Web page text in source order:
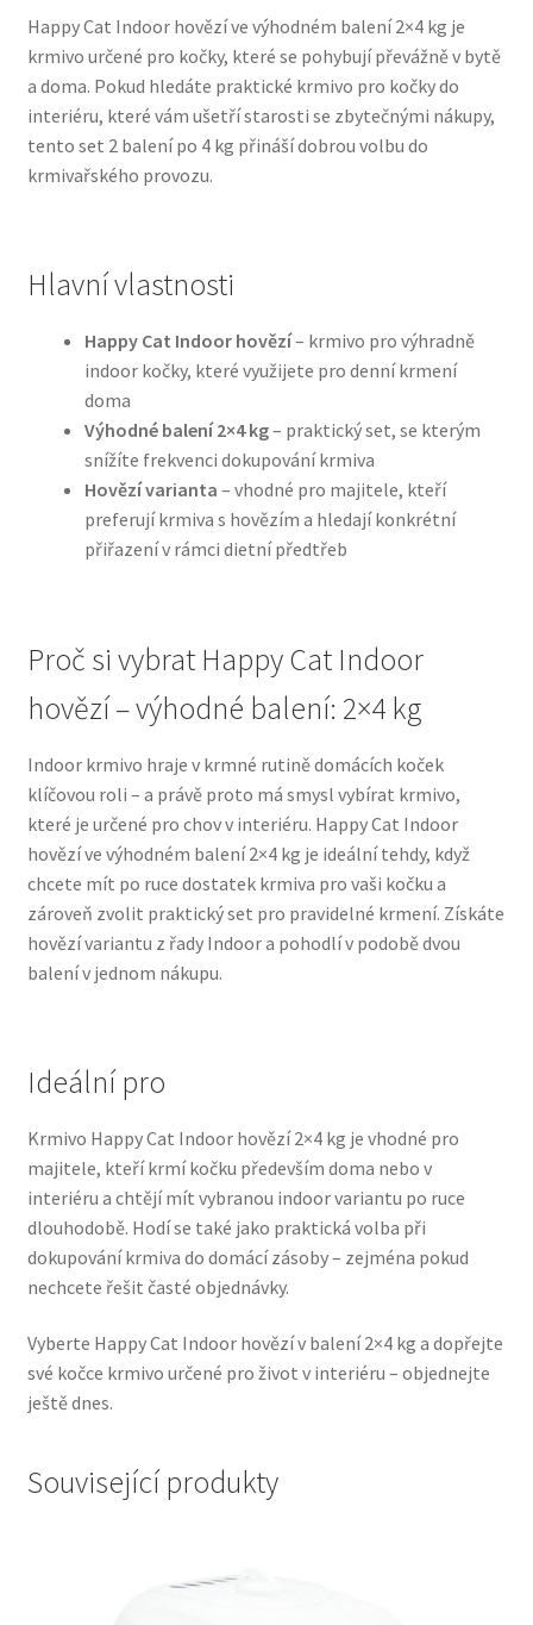
Bozita pro psy — Švédské krmivo s nordickou kvalitou
Brit pro psy
Granule pro psy
přírodními složkami
Happy Dog — Německá kvalita a přirozené složení
Hill’s pro psy
Hračky pro psy
Konzervy a kapsičky pro psy
Oblečky pro psy
Pamlsky pro psy
Pelíšky pro psy
Ortopedické pelíšky
Přepravky pro psy
Purizon pro psy — Vysoký obsah masa, bez obilovin
Veterinární dieta pro psy
Vodítka a obojky
Wolf of Wilderness
Happy Cat Indoor hovězí ve výhodném balení 2×4 kg je
krmivo určené pro kočky, které se pohybují převážně v bytě
a doma. Pokud hledáte praktické krmivo pro kočky do
interiéru, které vám ušetří starosti se zbytečnými nákupy,
tento set 2 balení po 4 kg přináší dobrou volbu do
krmivařského provozu.
Hlavní vlastnosti
Happy Cat Indoor hovězí– krmivo pro výhradně
indoor kočky, které využijete pro denní krmení
doma
Výhodné balení 2×4 kg– praktický set, se kterým
snížíte frekvenci dokupování krmiva
Hovězí varianta – vhodné pro majitele, kteří
preferují krmiva s hovězím a hledají konkrétní
přiřazení v rámci dietní předtřeb
Proč si vybrat Happy Cat Indoor
hovězí – výhodné balení: 2×4 kg
Indoor krmivo hraje v krmné rutině domácích koček
klíčovou roli – a právě proto má smysl vybírat krmivo,
které je určené pro chov v interiéru. Happy Cat Indoor
hovězí ve výhodném balení 2×4 kg je ideální tehdy, když
chcete mít po ruce dostatek krmiva pro vaši kočku a
zároveň zvolit praktický set pro pravidelné krmení. Získáte
hovězí variantu z řady Indoor a pohodlí v podobě dvou
balení v jednom nákupu.
Ideální pro
Krmivo Happy Cat Indoor hovězí 2×4 kg je vhodné pro
majitele, kteří krmí kočku především doma nebo v
interiéru a chtějí mít vybranou indoor variantu po ruce
dlouhodobě. Hodí se také jako praktická volba při
dokupování krmiva do domácí zásoby – zejména pokud
nechcete řešit časté objednávky.
Vyberte Happy Cat Indoor hovězí v balení 2×4 kg a dopřejte
své kočce krmivo určené pro život v interiéru – objednejte
ještě dnes.
Související produkty